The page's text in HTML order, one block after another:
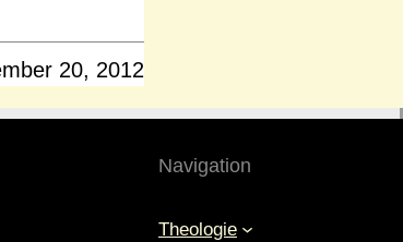
20, 2012
Navigation
Theologie